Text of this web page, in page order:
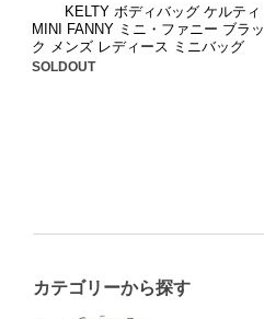
KELTY ボディバッグ ケルティ
MINI FANNY ミニ・ファニー ブラッ
ク メンズ レディース ミニバッグ
SOLDOUT
カテゴリーから探す